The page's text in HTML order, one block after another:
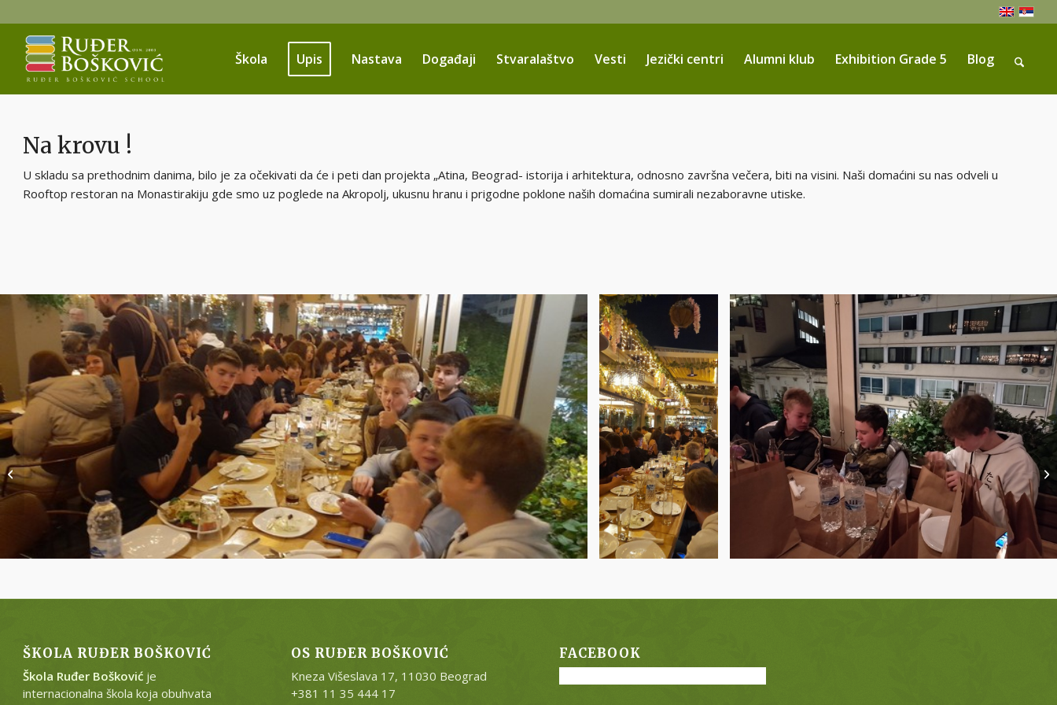
Škola Upis Nastava Događaji Stvaralaštvo Vesti Jezički centri Alumni klub Exhibition Grade 5 Blog
Na krovu !
U skladu sa prethodnim danima, bilo je za očekivati da će i peti dan projekta „Atina, Beograd- istorija i arhitektura, odnosno završna večera, biti na visini. Naši domaćini su nas odveli u
Rooftop restoran na Monastirakiju gde smo uz poglede na Akropolj, ukusnu hranu i prigodne poklone naših domaćina sumirali nezaboravne utiske.
ŠKOLA RUĐER BOŠKOVIĆ
Škola Ruđer Bošković je
internacionalna škola koja obuhvata
OS RUĐER BOŠKOVIĆ
Kneza Višeslava 17, 11030 Beograd
+381 11 35 444 17
FACEBOOK
Hajdemo u planine !